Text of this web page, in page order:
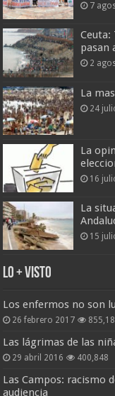
7
pasan
2
La
24
La
16
La
15
Lo + Visto
Los enfermos no son
26 febrero 2017
Las lágrimas de las
29 abril 2016 400,848
Las Campos: racismo
audiencia